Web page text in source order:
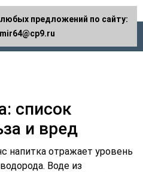
аппарата
список
и вред
напитка отражает уровень
Воде из
предложений по сайту: